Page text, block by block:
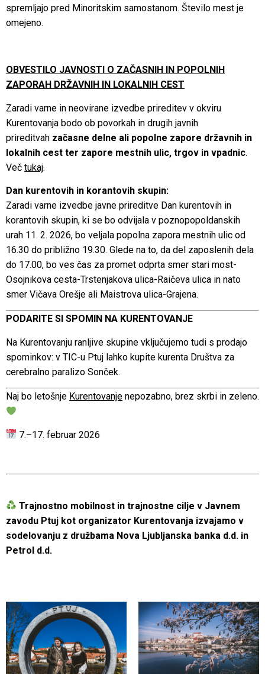
spremljajo pred Minoritskim samostanom. Število mest je
omejeno.
OBVESTILO JAVNOSTI O ZAČASNIH IN POPOLNIH
ZAPORAH DRŽAVNIH IN LOKALNIH CEST
Zaradi varne in neovirane izvedbe prireditev v okviru
Kurentovanja bodo ob povorkah in drugih javnih
prireditvah začasne delne ali popolne zapore državnih in
lokalnih cest ter zapore mestnih ulic, trgov in vpadnic.
Več tukaj.
Dan kurentovih in korantovih skupin:
Zaradi varne izvedbe javne prireditve Dan kurentovih in
korantovih skupin, ki se bo odvijala v poznopopoldanskih
urah 11. 2. 2026, bo veljala popolna zapora mestnih ulic od
16.30 do približno 19.30. Glede na to, da del zaposlenih dela
do 17.00, bo ves čas za promet odprta smer stari most-
Osojnikova cesta-Trstenjakova ulica-Raičeva ulica in nato
smer Vičava Orešje ali Maistrova ulica-Grajena.
PODARITE SI SPOMIN NA KURENTOVANJE
Na Kurentovanju ranljive skupine vključujemo tudi s prodajo
spominkov: v TIC-u Ptuj lahko kupite kurenta Društva za
cerebralno paralizo Sonček.
Naj bo letošnje Kurentovanje nepozabno, brez skrbi in zeleno.
7.–17. februar 2026
Trajnostno mobilnost in trajnostne cilje v Javnem
zavodu Ptuj kot organizator Kurentovanja izvajamo v
sodelovanju z družbama Nova Ljubljanska banka d.d. in
Petrol d.d.